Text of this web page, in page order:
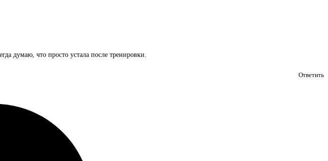
думаю, что просто устала после тренировки.
Ответить